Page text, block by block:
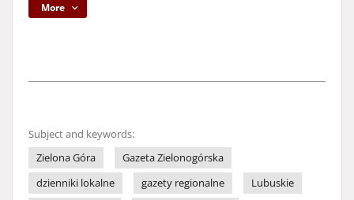
More
Subject and keywords:
Zielona Góra
Gazeta Zielonogórska
dzienniki lokalne
gazety regionalne
Lubuskie